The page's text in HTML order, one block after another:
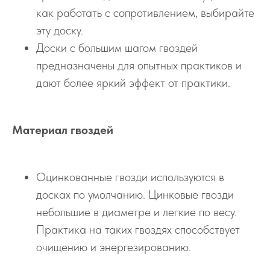
как работать с сопротивлением, выбирайте
эту доску.
Доски с большим шагом гвоздей
предназначены для опытных практиков и
дают более яркий эффект от практики.
Материал гвоздей
Оцинкованные гвозди используются в
досках по умолчанию. Цинковые гвозди
небольшие в диаметре и легкие по весу.
Практика на таких гвоздях способствует
очищению и энергезированию.